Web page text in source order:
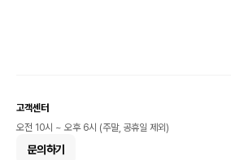
고객센터
오전 10시 ~ 오후 6시 (주말, 공휴일 제외)
문의하기